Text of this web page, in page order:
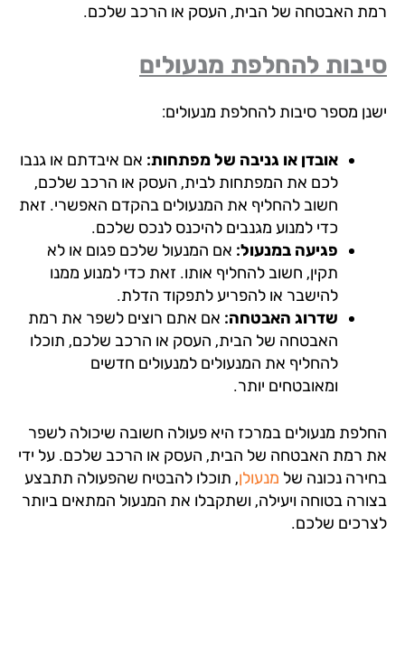
האבטחה של הבית, העסק או הרכב שלכם.
להחלפת מנעולים
מספר סיבות להחלפת מנעולים:
אובדן או גניבה של מפתחות:אם איבדתם או גנבו
לכם את המפתחות לבית, העסק או הרכב שלכם,
חשוב להחליף את המנעולים בהקדם האפשרי. זאת
כדי למנוע מגנבים להיכנס לנכס שלכם.
פגיעה במנעול:אם המנעול שלכם פגום או לא
תקין, חשוב להחליף אותו. זאת כדי למנוע ממנו
להישבר או להפריע לתפקוד הדלת.
שדרוג האבטחה:אם אתם רוצים לשפר את רמת
האבטחה של הבית, העסק או הרכב שלכם, תוכלו
להחליף את המנעולים למנעולים חדשים
ומאובטחים יותר.
מנעולים במרכז היא פעולה חשובה שיכולה לשפר
רמת האבטחה של הבית, העסק או הרכב שלכם. על ידי
נכונה שלמנעולן, תוכלו להבטיח שהפעולה תתבצע
בטוחה ויעילה, ושתקבלו את המנעול המתאים ביותר
שלכם.